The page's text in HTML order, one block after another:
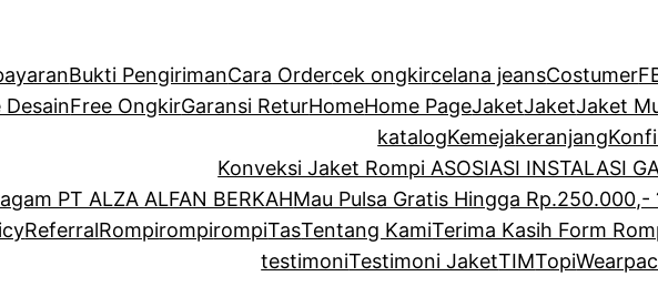
Bukti PengirimanCara Ordercek ongkircelana jeansCostumer
DesainFree OngkirGaransi ReturHomeHome PageJaketJaketJaket
katalogKemejakeranjang
Konveksi Jaket Rompi ASOSIASI INSTALASI
PT ALZA ALFAN BERKAHMau Pulsa Gratis Hingga Rp.250.000,-
ReferralRompirompirompiTasTentang KamiTerima Kasih Form
testimoniTestimoni JaketTIMTopi